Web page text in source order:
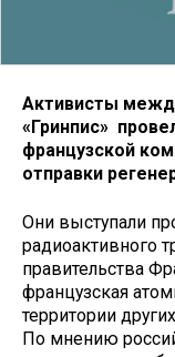
Активисты
«Гринпис»
французской
отправки
Они выступали
радиоактивного
правительства
французская
территории
По мнению